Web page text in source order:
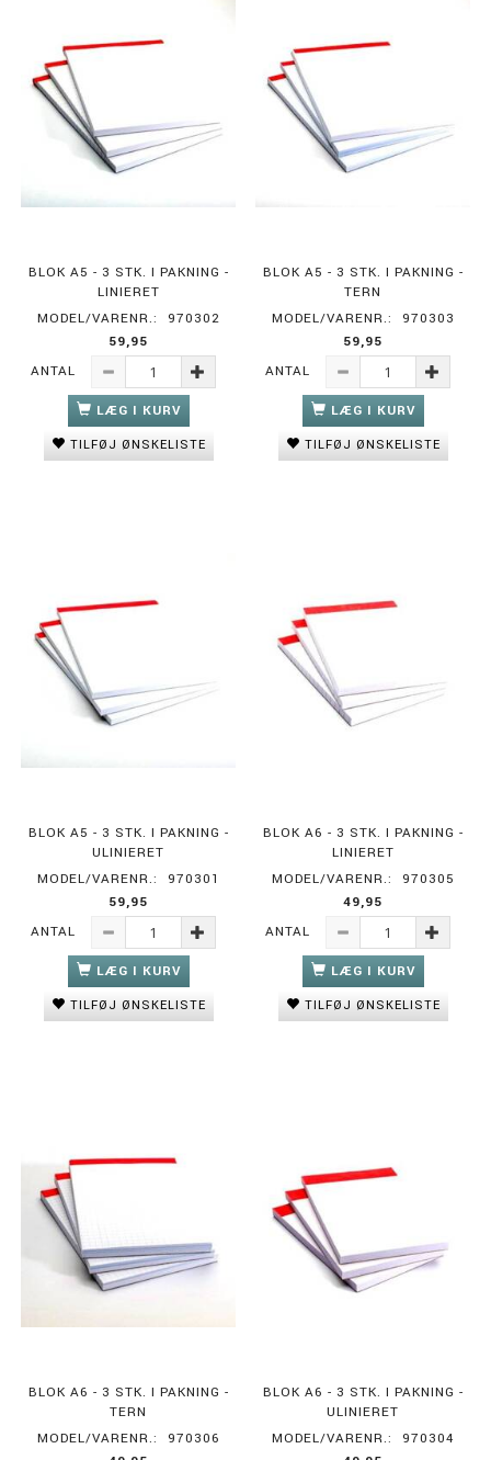
BLOK A5 - 3 STK. I PAKNING -
LINIERET
MODEL/VARENR.:
970302
59,95
ANTAL
LÆG I KURV
TILFØJ ØNSKELISTE
BLOK A5 - 3 STK. I PAKNING -
TERN
MODEL/VARENR.:
970303
59,95
ANTAL
LÆG I KURV
TILFØJ ØNSKELISTE
BLOK A5 - 3 STK. I PAKNING -
ULINIERET
MODEL/VARENR.:
970301
59,95
ANTAL
LÆG I KURV
TILFØJ ØNSKELISTE
BLOK A6 - 3 STK. I PAKNING -
LINIERET
MODEL/VARENR.:
970305
49,95
ANTAL
LÆG I KURV
TILFØJ ØNSKELISTE
BLOK A6 - 3 STK. I PAKNING -
TERN
MODEL/VARENR.:
970306
BLOK A6 - 3 STK. I PAKNING -
ULINIERET
MODEL/VARENR.:
970304